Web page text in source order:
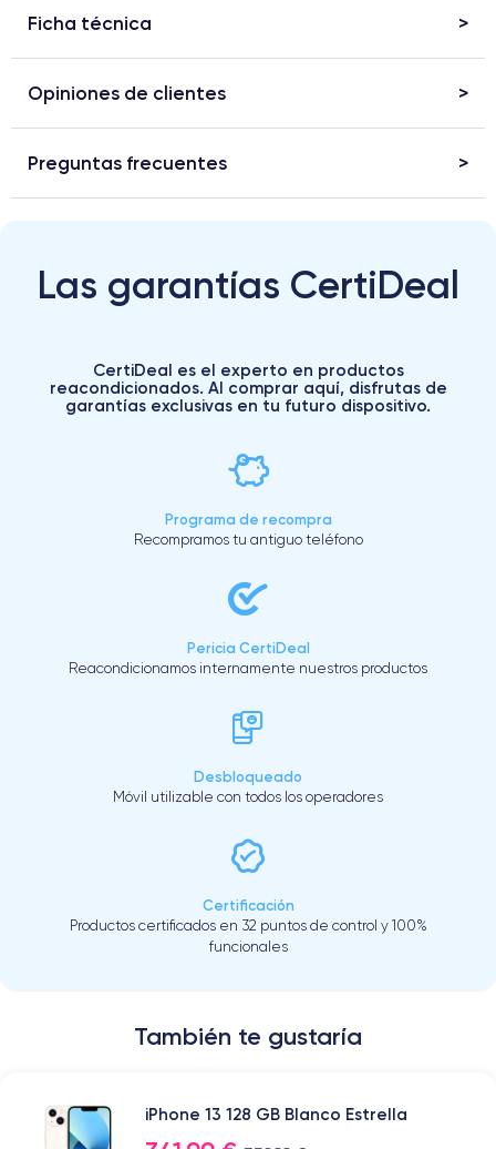
Ficha técnica
Opiniones de clientes
Preguntas frecuentes
Las garantías CertiDeal
CertiDeal es el experto en productos
reacondicionados. Al comprar aquí, disfrutas de
garantías exclusivas en tu futuro dispositivo.
Programa de recompra
Recompramos tu antiguo teléfono
Pericia CertiDeal
Reacondicionamos internamente nuestros productos
Desbloqueado
Móvil utilizable con todos los operadores
Certificación
Productos certificados en 32 puntos de control y 100%
funcionales
También te gustaría
iPhone 13 128 GB Blanco Estrella